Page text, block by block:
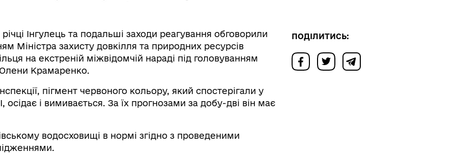
Інгулець та подальші заходи реагування обговорили
Міністра захисту довкілля та природних ресурсів
на екстреній міжвідомчій нараді під головуванням
Олени Крамаренко.
пігмент червоного кольору, який спостерігали у
осідає і вимивається. За їх прогнозами за добу-дві він має
водосховищі в нормі згідно з проведеними
ПОДІЛИТИСЬ: